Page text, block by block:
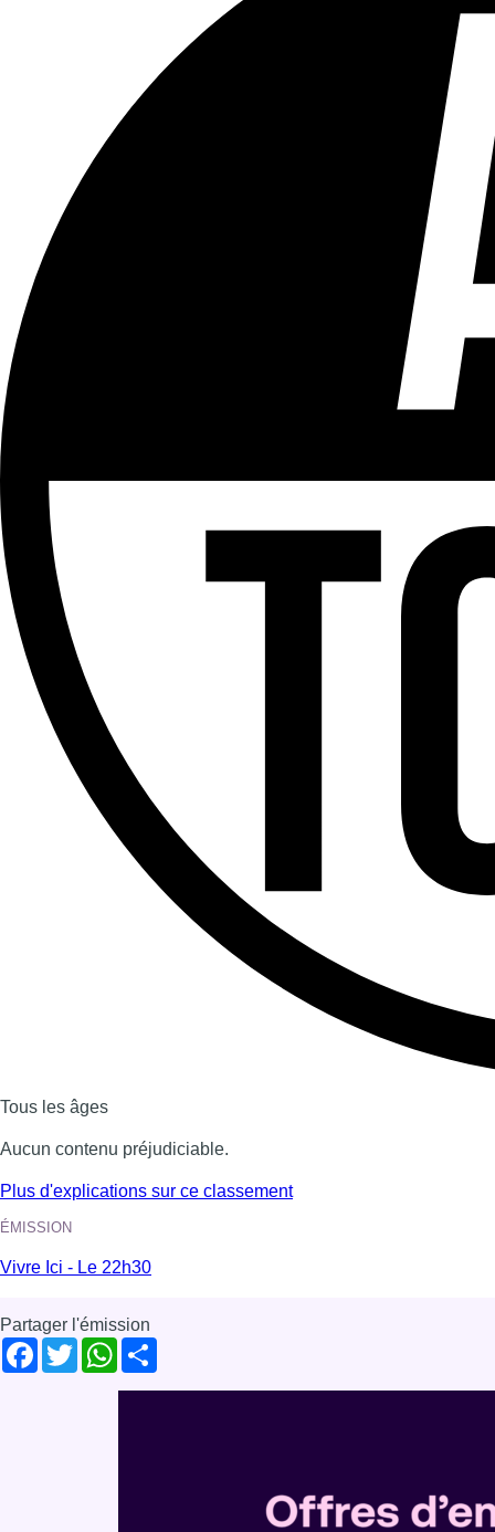
Tous les âges
Aucun contenu préjudiciable.
Plus d'explications sur ce classement
ÉMISSION
Vivre Ici - Le 22h30
Partager l'émission
Facebook
TwitterWhatsApp